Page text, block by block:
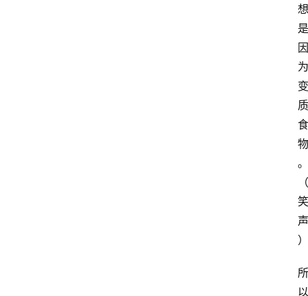
想
是
因
为
变
质
食
物
。
（
笑
声
）
所
以